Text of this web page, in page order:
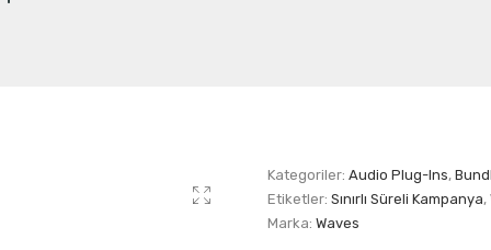
Kategoriler: Audio Plug-Ins,
Etiketler: Sınırlı Süreli Kampanya,
Marka: Waves